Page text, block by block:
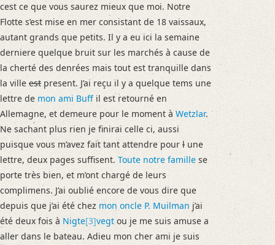
cest ce que vous saurez mieux que moi. Notre
Flotte s’est mise en mer consistant de 18 vaissaux,
autant grands que petits. Il y a eu ici la semaine
derniere quelque bruit sur les marchés à cause de
la cherté des denrées mais tout est tranquille dans
la ville est present. J’ai reçu il y a quelque tems une
lettre de mon ami Buffil est retourné en
Allemagne, et demeure pour le moment à Wetzlar.
Ne sachant plus rien je finirai celle ci, aussi
puisque vous m’avez fait tant attendre pour l une
lettre, deux pages suffisent. Toute notre famille se
porte très bien, et m’ont chargé de leurs
complimens. J’ai oublié encore de vous dire que
depuis que j’ai été chez mon oncle P. Muilman j’ai
été deux fois à Nigte[3]vegt ou je me suis amuse a
aller dans le bateau. Adieu mon cher ami je suis